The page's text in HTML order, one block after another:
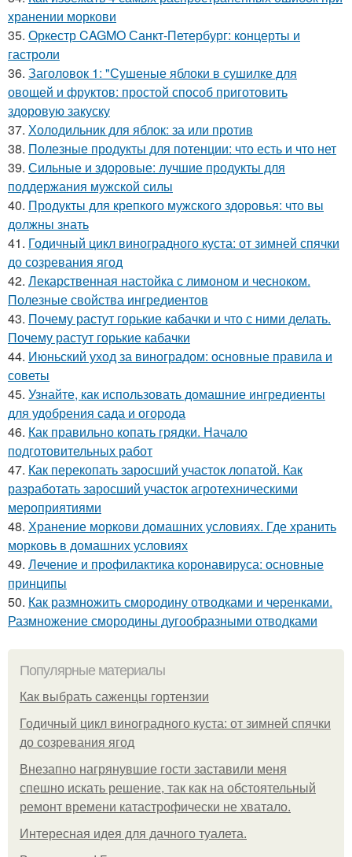
хранении моркови
35. Оркестр CAGMO Санкт-Петербург: концерты и
гастроли
36. Заголовок 1: "Сушеные яблоки в сушилке для
овощей и фруктов: простой способ приготовить
здоровую закуску
37. Холодильник для яблок: за или против
38. Полезные продукты для потенции: что есть и что нет
39. Сильные и здоровые: лучшие продукты для
поддержания мужской силы
40. Продукты для крепкого мужского здоровья: что вы
должны знать
41. Годичный цикл виноградного куста: от зимней спячки
до созревания ягод
42. Лекарственная настойка с лимоном и чесноком.
Полезные свойства ингредиентов
43. Почему растут горькие кабачки и что с ними делать.
Почему растут горькие кабачки
44. Июньский уход за виноградом: основные правила и
советы
45. Узнайте, как использовать домашние ингредиенты
для удобрения сада и огорода
46. Как правильно копать грядки. Начало
подготовительных работ
47. Как перекопать заросший участок лопатой. Как
разработать заросший участок агротехническими
мероприятиями
48. Хранение моркови домашних условиях. Где хранить
морковь в домашних условиях
49. Лечение и профилактика коронавируса: основные
принципы
50. Как размножить смородину отводками и черенками.
Размножение смородины дугообразными отводками
Популярные материалы
Как выбрать саженцы гортензии
Годичный цикл виноградного куста: от зимней спячки
до созревания ягод
Внезапно нагрянувшие гости заставили меня
спешно искать решение, так как на обстоятельный
ремонт времени катастрофически не хватало.
Интересная идея для дачного туалета.